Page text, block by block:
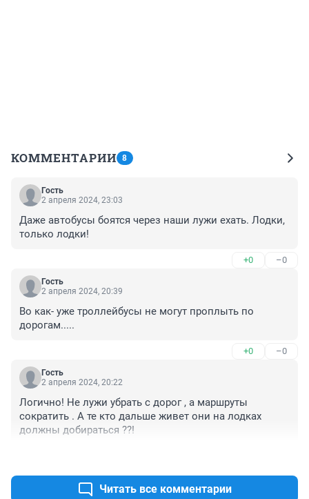
КОММЕНТАРИИ 8
Гость
2 апреля 2024, 23:03
Даже автобусы боятся через наши лужи ехать. Лодки,
только лодки!
+0 –0
Гость
2 апреля 2024, 20:39
Во как- уже троллейбусы не могут проплыть по
дорогам.....
+0 –0
Гость
2 апреля 2024, 20:22
Логично! Не лужи убрать с дорог , а маршруты
сократить . А те кто дальше живет они на лодках
должны добираться ??!
Читать все комментарии